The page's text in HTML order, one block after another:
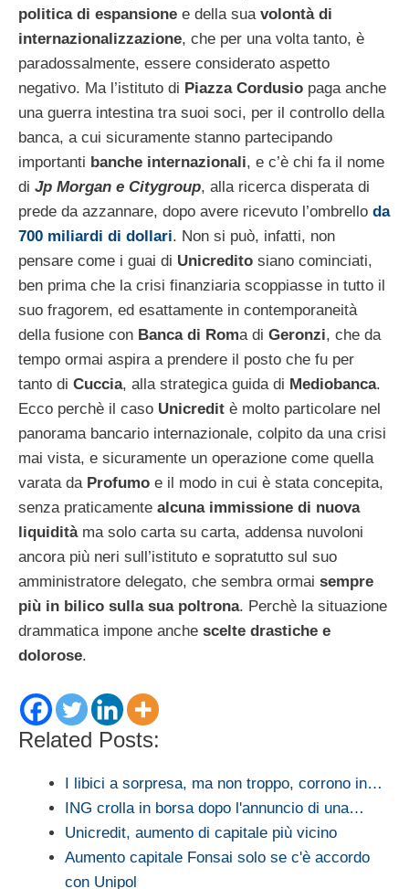
politica di espansione e della sua volontà di
internazionalizzazione, che per una volta tanto, è
paradossalmente, essere considerato aspetto
negativo. Ma l’istituto di Piazza Cordusio paga anche
una guerra intestina tra suoi soci, per il controllo della
banca, a cui sicuramente stanno partecipando
importanti banche internazionali, e c’è chi fa il nome
di Jp Morgan e Citygroup, alla ricerca disperata di
prede da azzannare, dopo avere ricevuto l’ombrello da
700 miliardi di dollari. Non si può, infatti, non
pensare come i guai di Unicredito siano cominciati,
ben prima che la crisi finanziaria scoppiasse in tutto il
suo fragorem, ed esattamente in contemporaneità
della fusione con Banca di Roma di Geronzi, che da
tempo ormai aspira a prendere il posto che fu per
tanto di Cuccia, alla strategica guida di Mediobanca.
Ecco perchè il caso Unicredit è molto particolare nel
panorama bancario internazionale, colpito da una crisi
mai vista, e sicuramente un operazione come quella
varata da Profumo e il modo in cui è stata concepita,
senza praticamente alcuna immissione di nuova
liquiditàma solo carta su carta, addensa nuvoloni
ancora più neri sull’istituto e sopratutto sul suo
amministratore delegato, che sembra ormai sempre
più in bilico sulla sua poltrona. Perchè la situazione
drammatica impone anche scelte drastiche e
dolorose.
Related Posts:
I libici a sorpresa, ma non troppo, corrono in…
ING crolla in borsa dopo l'annuncio di una…
Unicredit, aumento di capitale più vicino
Aumento capitale Fonsai solo se c'è accordo
con Unipol